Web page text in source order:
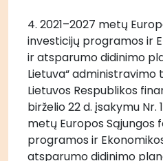
4. 2021–2027 metų
investicijų programos ir
ir atsparumo didinimo
Lietuva“
Lietuvos Respublikos
birželio 22 d. įsakymu Nr.
metų Europos Sąjungos
programos ir
atsparumo didinimo